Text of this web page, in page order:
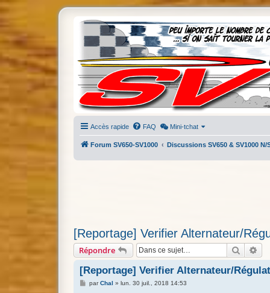
Accès rapide FAQ Mini-tchat
Forum SV650-SV1000 Discussions SV650 & SV1000 N/
[Reportage] Verifier Alternateur/
Répondre
[Reportage] Verifier Alternateur/
MparChal » lun. 30 juil., 2018 14:53